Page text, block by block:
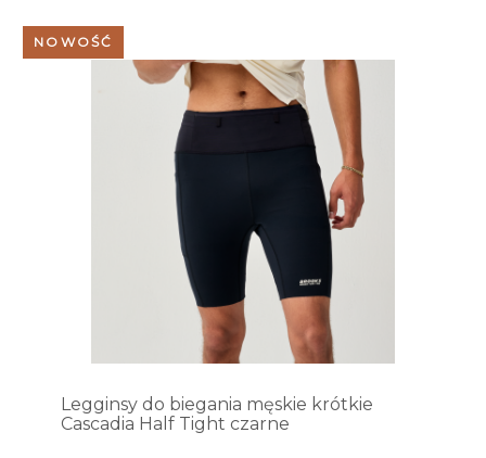
Legginsy do biegania męskie krótkie
Cascadia Half Tight czarne
NOWOŚĆ